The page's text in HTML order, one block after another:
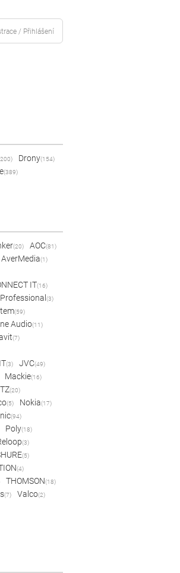
/ Přihlášení
Drony(154)
(389)
(20) AOC(81)
AverMedia(1)
IT(16)
(3)
(59)
Audio(11)
(7)
(3) JVC(49)
Mackie(16)
(20)
(5) Nokia(17)
(94)
Poly(18)
(3)
(5)
(4)
THOMSON(18)
(7) Valco(2)